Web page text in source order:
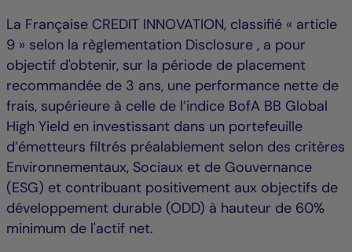
La Française CREDIT INNOVATION, classifié « article
9 » selon la règlementation Disclosure , a pour
objectif d'obtenir, sur la période de placement
recommandée de 3 ans, une performance nette de
frais, supérieure à celle de l’indice BofA BB Global
High Yield en investissant dans un portefeuille
d’émetteurs filtrés préalablement selon des critères
Environnementaux, Sociaux et de Gouvernance
(ESG) et contribuant positivement aux objectifs de
développement durable (ODD) à hauteur de 60%
minimum de l'actif net.